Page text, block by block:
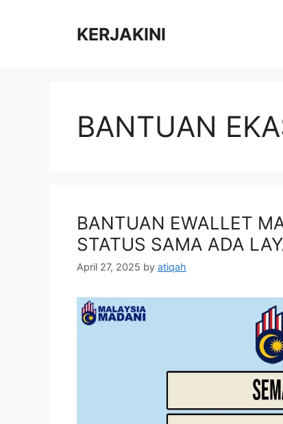
KERJAKINI
BANTUAN
BANTUAN EWALLET
STATUS SAMA ADA
April 27, 2025 by atiqah